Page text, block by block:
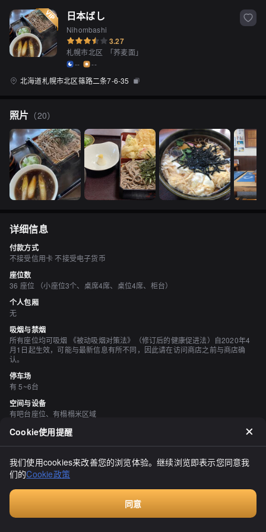
日本ばし
Nihombashi
3.27
札幌市北区 「荞麦面」
--
--
北海道札幌市北区篠路二条7-6-35
照片 （20）
详细信息
付款方式
不接受信用卡 不接受电子货币
座位数
36 座位 （小座位3个、桌席4席、桌位4席、柜台）
个人包厢
无
吸烟与禁烟
所有座位均可吸烟 《被动吸烟对策法》（修订后的健康促进法）自2020年4
月1日起生效，可能与最新信息有所不同，因此请在访问商店之前与商店确
认。
停车场
有 5~6台
空间与设备
有吧台座位、有榻榻米区域
评价（20）
辛口チキン
我选择了冷的。然后送来的盘子里不是普通的冷荞麦面（没有海苔的
显示全部
Cookie使用提醒
我们使用cookies来改善您的浏览体验。继续浏览即表示您同意我
们的Cookie政策
同意